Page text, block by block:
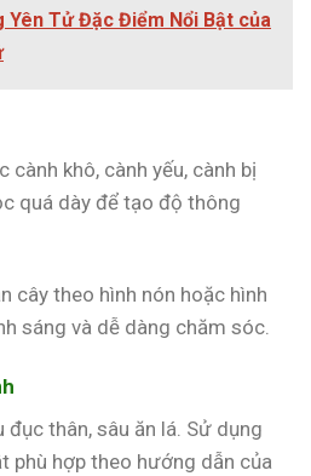
Yên Tử Đặc Điểm Nổi Bật của
cành khô, cành yếu, cành bị
quá dày để tạo độ thông
cây theo hình nón hoặc hình
sáng và dễ dàng chăm sóc.
đục thân, sâu ăn lá. Sử dụng
phù hợp theo hướng dẫn của